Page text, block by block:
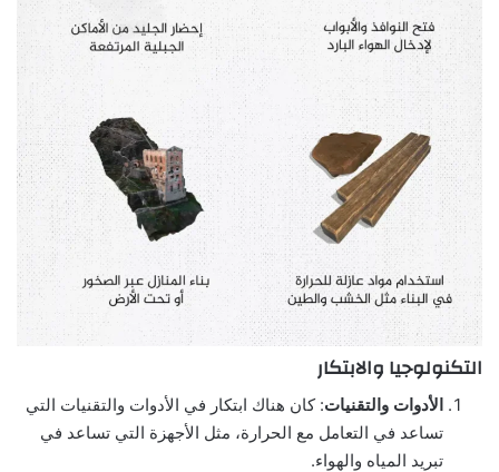
التكنولوجيا والابتكار
الأدوات والتقنيات: كان هناك ابتكار في الأدوات والتقنيات التي
تساعد في التعامل مع الحرارة، مثل الأجهزة التي تساعد في
تبريد المياه والهواء.